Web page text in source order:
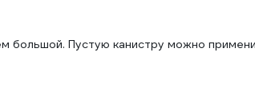
большой. Пустую канистру можно